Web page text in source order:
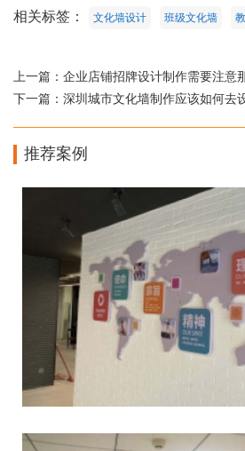
相关标签： 文化墙设计 班级文化墙
上一篇： 企业店铺招牌设计制作需要注意
下一篇： 深圳城市文化墙制作应该如何去
推荐案例